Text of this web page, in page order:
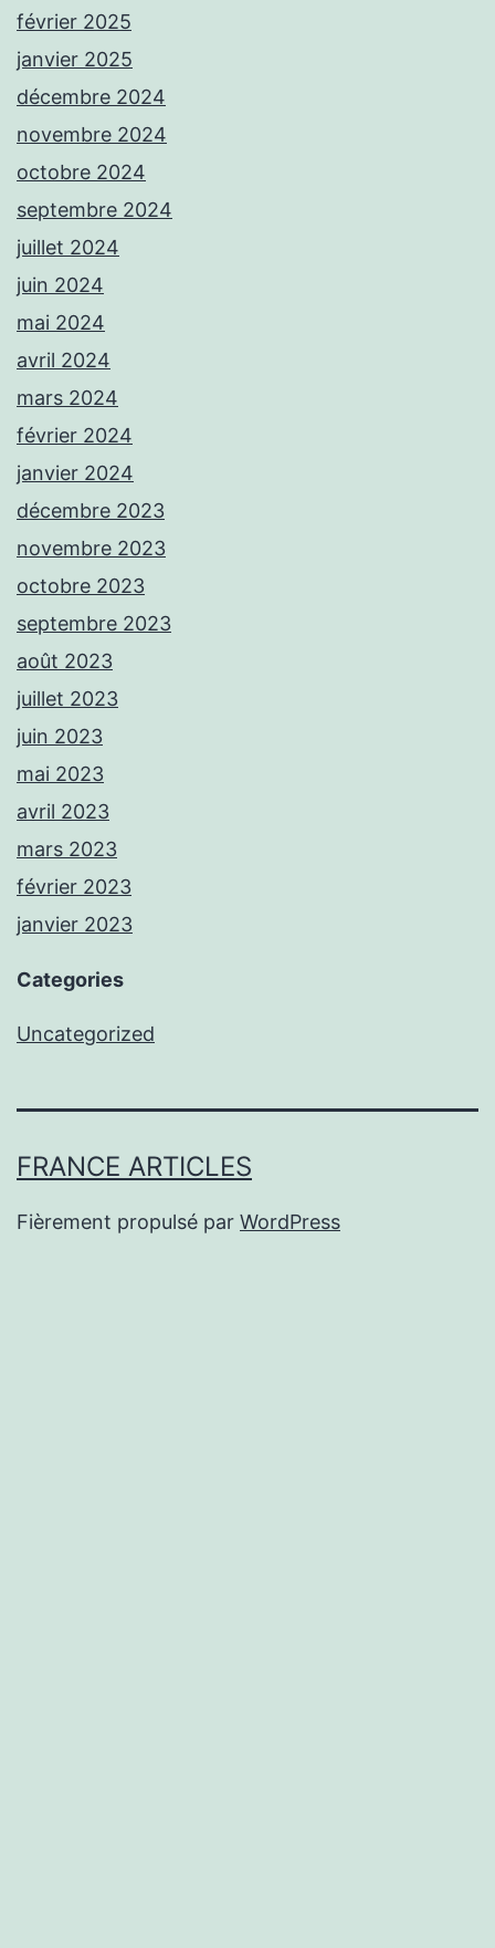
février 2025
janvier 2025
décembre 2024
novembre 2024
octobre 2024
septembre 2024
juillet 2024
juin 2024
mai 2024
avril 2024
mars 2024
février 2024
janvier 2024
décembre 2023
novembre 2023
octobre 2023
septembre 2023
août 2023
juillet 2023
juin 2023
mai 2023
avril 2023
mars 2023
février 2023
janvier 2023
Categories
Uncategorized
FRANCE ARTICLES
Fièrement propulsé par WordPress